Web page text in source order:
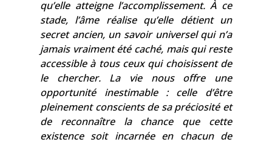
qu’elle atteigne l’accomplissement. À ce
stade, l’âme réalise qu’elle détient un
secret ancien, un savoir universel qui n’a
jamais vraiment été caché, mais qui reste
accessible à tous ceux qui choisissent de
le chercher. La vie nous offre une
opportunité inestimable : celle d’être
pleinement conscients de sa préciosité et
de reconnaître la chance que cette
existence soit incarnée en chacun de